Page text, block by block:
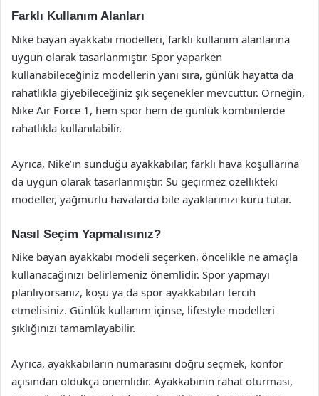
Farklı Kullanım Alanları
Nike bayan ayakkabı modelleri, farklı kullanım alanlarına
uygun olarak tasarlanmıştır. Spor yaparken
kullanabileceğiniz modellerin yanı sıra, günlük hayatta da
rahatlıkla giyebileceğiniz şık seçenekler mevcuttur. Örneğin,
Nike Air Force 1, hem spor hem de günlük kombinlerde
rahatlıkla kullanılabilir.
Ayrıca, Nike’ın sunduğu ayakkabılar, farklı hava koşullarına
da uygun olarak tasarlanmıştır. Su geçirmez özellikteki
modeller, yağmurlu havalarda bile ayaklarınızı kuru tutar.
Nasıl Seçim Yapmalısınız?
Nike bayan ayakkabı modeli seçerken, öncelikle ne amaçla
kullanacağınızı belirlemeniz önemlidir. Spor yapmayı
planlıyorsanız, koşu ya da spor ayakkabıları tercih
etmelisiniz. Günlük kullanım içinse, lifestyle modelleri
şıklığınızı tamamlayabilir.
Ayrıca, ayakkabıların numarasını doğru seçmek, konfor
açısından oldukça önemlidir. Ayakkabının rahat oturması,